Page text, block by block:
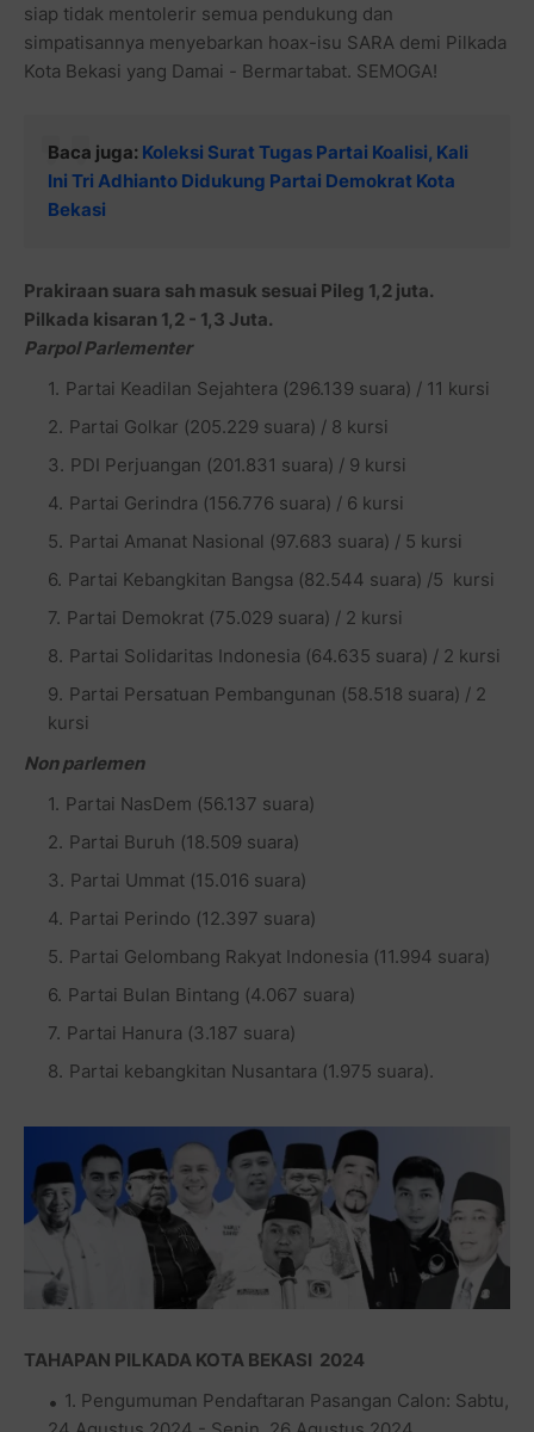
siap tidak mentolerir semua pendukung dan
simpatisannya menyebarkan hoax-isu SARA demi Pilkada
Kota Bekasi yang Damai - Bermartabat. SEMOGA!
Baca juga: Koleksi Surat Tugas Partai Koalisi, Kali
Ini Tri Adhianto Didukung Partai Demokrat Kota
Bekasi
Prakiraan suara sah masuk sesuai Pileg 1,2 juta.
Pilkada kisaran 1,2 - 1,3 Juta.
Parpol Parlementer
Partai Keadilan Sejahtera (296.139 suara) / 11 kursi
Partai Golkar (205.229 suara) / 8 kursi
PDI Perjuangan (201.831 suara) / 9 kursi
Partai Gerindra (156.776 suara) / 6 kursi
Partai Amanat Nasional (97.683 suara) / 5 kursi
Partai Kebangkitan Bangsa (82.544 suara) /5 kursi
Partai Demokrat (75.029 suara) / 2 kursi
Partai Solidaritas Indonesia (64.635 suara) / 2 kursi
Partai Persatuan Pembangunan (58.518 suara) / 2
kursi
Non parlemen
Partai NasDem (56.137 suara)
Partai Buruh (18.509 suara)
Partai Ummat (15.016 suara)
Partai Perindo (12.397 suara)
Partai Gelombang Rakyat Indonesia (11.994 suara)
Partai Bulan Bintang (4.067 suara)
Partai Hanura (3.187 suara)
Partai kebangkitan Nusantara (1.975 suara).
TAHAPAN PILKADA KOTA BEKASI 2024
1. Pengumuman Pendaftaran Pasangan Calon: Sabtu,